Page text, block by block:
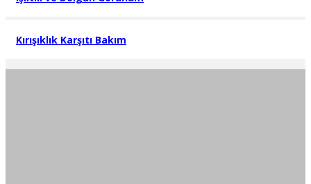
Kırışıklık Karşıtı Bakım